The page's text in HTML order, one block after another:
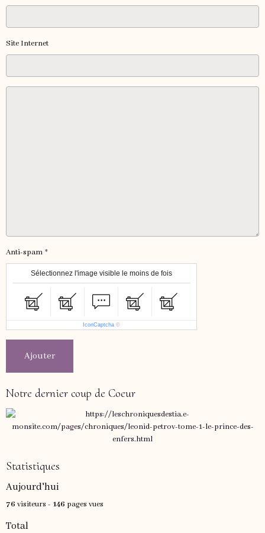
Site Internet
Anti-spam
Sélectionnez l'image visible le moins de fois
IconCaptcha ©
Ajouter
Notre dernier coup de Coeur
Statistiques
Aujourd'hui
76 visiteurs - 146 pages vues
Total